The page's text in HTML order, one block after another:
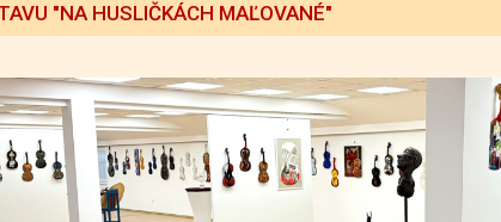
"NA HUSLIČKÁCH MAĽOVANÉ"